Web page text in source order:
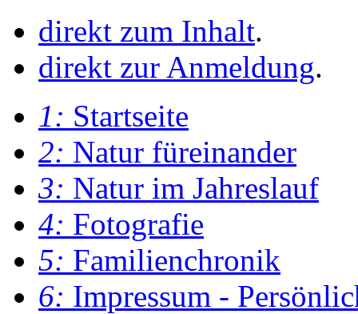
direkt zum Inhalt.
direkt zur Anmeldung.
1: Startseite
2: Natur füreinander
3: Natur im Jahreslauf
4: Fotografie
5: Familienchronik
6: Impressum -